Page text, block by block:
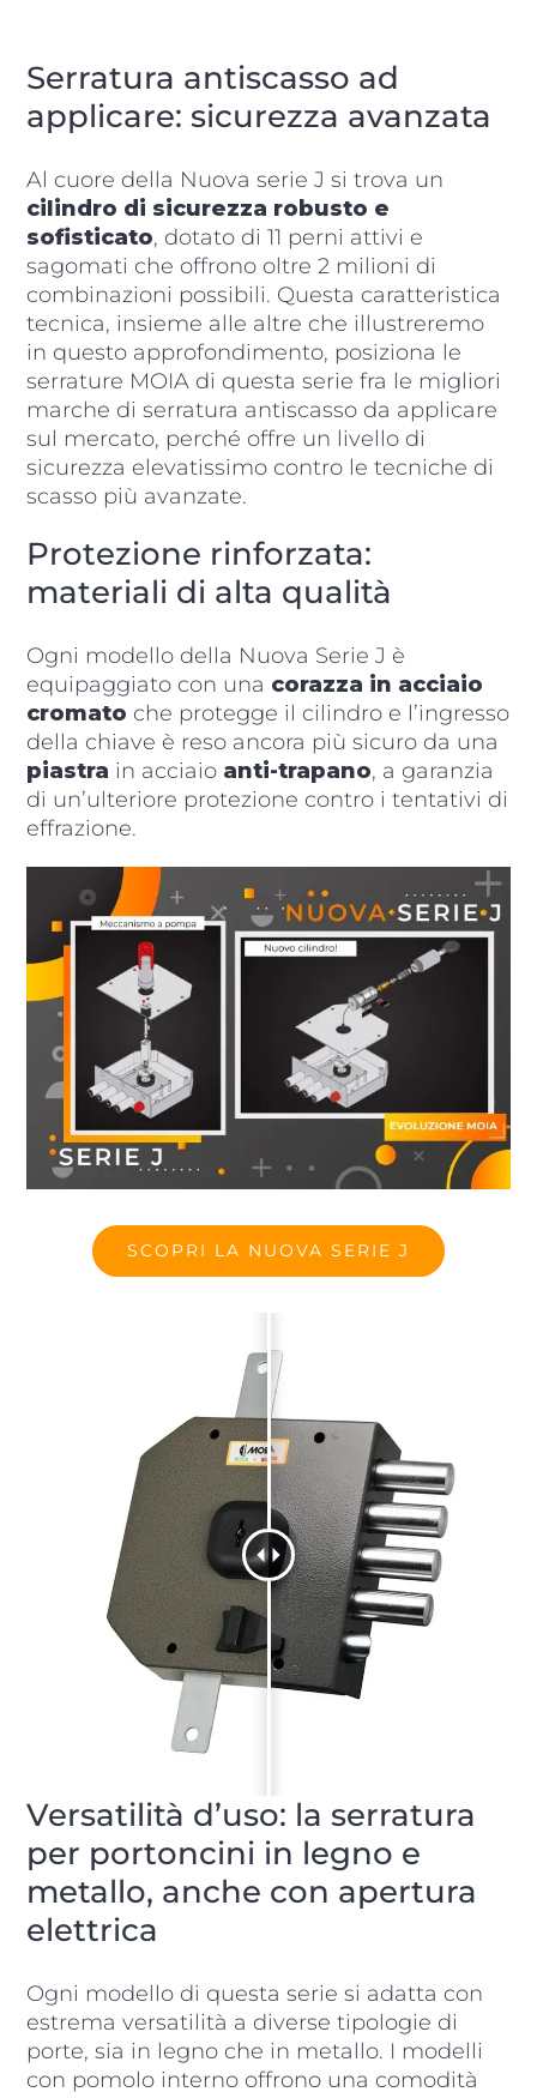
Serratura antiscasso ad
applicare: sicurezza avanzata
Al cuore della Nuova serie J si trova un
cilindro di sicurezza robusto e
sofisticato, dotato di 11 perni attivi e
sagomati che offrono oltre 2 milioni di
combinazioni possibili. Questa caratteristica
tecnica, insieme alle altre che illustreremo
in questo approfondimento, posiziona le
serrature MOIA di questa serie fra le migliori
marche di serratura antiscasso da applicare
sul mercato, perché offre un livello di
sicurezza elevatissimo contro le tecniche di
scasso più avanzate.
Protezione rinforzata:
materiali di alta qualità
Ogni modello della Nuova Serie J è
equipaggiato con una corazza in acciaio
cromato che protegge il cilindro e l’ingresso
della chiave è reso ancora più sicuro da una
piastra in acciaio anti-trapano, a garanzia
di un’ulteriore protezione contro i tentativi di
effrazione.
SCOPRI LA NUOVA SERIE J
Versatilità d’uso: la serratura
per portoncini in legno e
metallo, anche con apertura
elettrica
Ogni modello di questa serie si adatta con
estrema versatilità a diverse tipologie di
porte, sia in legno che in metallo. I modelli
con pomolo interno offrono una comodità